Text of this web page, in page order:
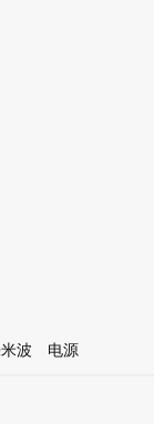
波
电源